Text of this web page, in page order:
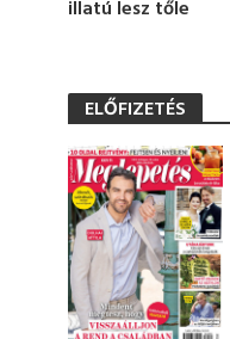
illatú lesz tőle
ELŐFIZETÉS